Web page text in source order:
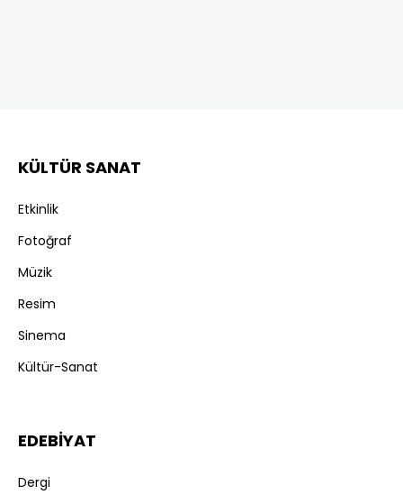
KÜLTÜR SANAT
Etkinlik
Fotoğraf
Müzik
Resim
Sinema
Kültür-Sanat
EDEBİYAT
Dergi